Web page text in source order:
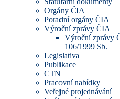
Statutární dokumenty
Orgány ČIA
Poradní orgány ČIA
Výroční zprávy ČIA
Výroční zprávy
106/1999 Sb.
Legislativa
Publikace
CTN
Pracovní nabídky
Veřejné projednávání